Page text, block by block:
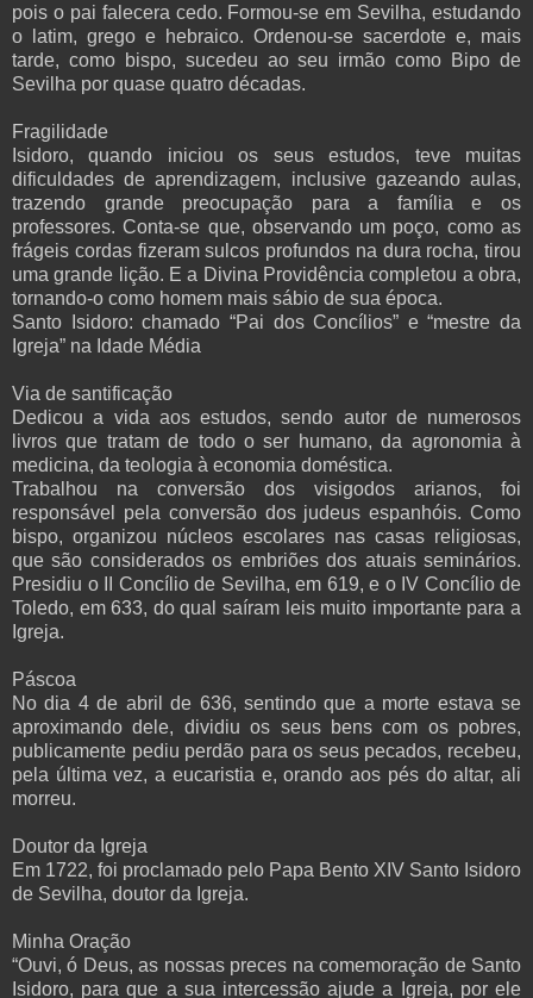
pois o pai falecera cedo. Formou-se em Sevilha, estudando
o latim, grego e hebraico. Ordenou-se sacerdote e, mais
tarde, como bispo, sucedeu ao seu irmão como Bipo de
Sevilha por quase quatro décadas.
Fragilidade
Isidoro, quando iniciou os seus estudos, teve muitas
dificuldades de aprendizagem, inclusive gazeando aulas,
trazendo grande preocupação para a família e os
professores. Conta-se que, observando um poço, como as
frágeis cordas fizeram sulcos profundos na dura rocha, tirou
uma grande lição. E a Divina Providência completou a obra,
tornando-o como homem mais sábio de sua época.
Santo Isidoro: chamado “Pai dos Concílios” e “mestre da
Igreja” na Idade Média
Via de santificação
Dedicou a vida aos estudos, sendo autor de numerosos
livros que tratam de todo o ser humano, da agronomia à
medicina, da teologia à economia doméstica.
Trabalhou na conversão dos visigodos arianos, foi
responsável pela conversão dos judeus espanhóis. Como
bispo, organizou núcleos escolares nas casas religiosas,
que são considerados os embriões dos atuais seminários.
Presidiu o II Concílio de Sevilha, em 619, e o IV Concílio de
Toledo, em 633, do qual saíram leis muito importante para a
Igreja.
Páscoa
No dia 4 de abril de 636, sentindo que a morte estava se
aproximando dele, dividiu os seus bens com os pobres,
publicamente pediu perdão para os seus pecados, recebeu,
pela última vez, a eucaristia e, orando aos pés do altar, ali
morreu.
Doutor da Igreja
Em 1722, foi proclamado pelo Papa Bento XIV Santo Isidoro
de Sevilha, doutor da Igreja.
Minha Oração
“Ouvi, ó Deus, as nossas preces na comemoração de Santo
Isidoro, para que a sua intercessão ajude a Igreja, por ele